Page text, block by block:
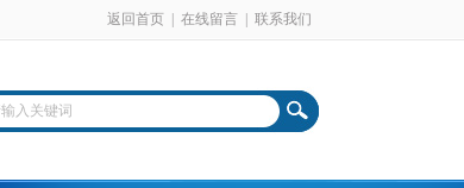
返回首页 在线留言 联系我们